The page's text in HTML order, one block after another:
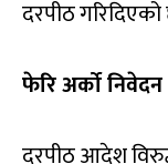
दरपीठ गरिदिएको
फेरि अर्को निवेदन
दरपीठ आदेश